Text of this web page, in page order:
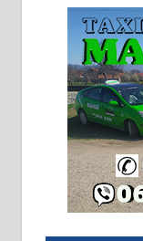
стамбене
2х150м2,
грејање
адресе.
Издајем
халу на
плацу
064/321-